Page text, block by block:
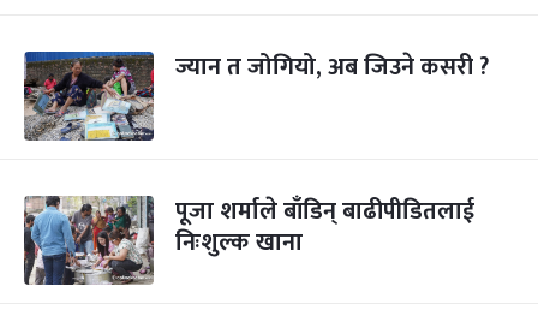
ज्यान त जोगियो, अब जिउने कसरी ?
पूजा शर्माले बाँडिन् बाढीपीडितलाई
निःशुल्क खाना